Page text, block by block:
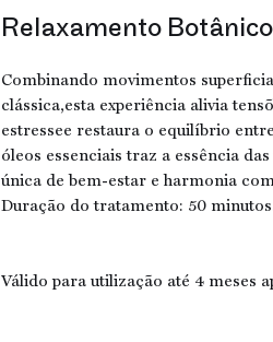
Relaxamento
Combinando movimentos
clássica,esta experiência alivia
estressee restaura o equilíbrio
óleos essenciais traz a essência
única de bem-estar e harmonia
Duração do tratamento: 50
Válido para utilização até 4 meses